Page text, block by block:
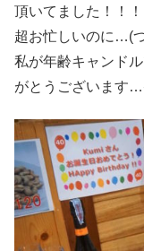
頂いてました！！！
超お忙しいのに…(
私が年齢キャンド
がとうございます